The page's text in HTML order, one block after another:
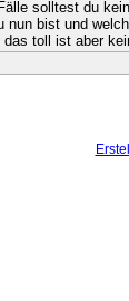
solltest du
bist und
toll ist aber